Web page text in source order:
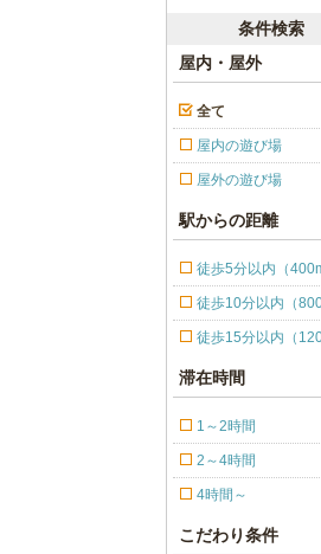
条件検索
屋内・屋外
全て
屋内の遊び場
屋外の遊び場
駅からの距離
徒歩5分以内（
徒歩10分以内（
徒歩15分以内（
滞在時間
1～2時間
2～4時間
4時間～
こだわり条件